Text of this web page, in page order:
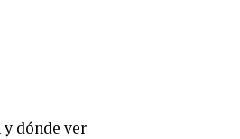
dónde ver